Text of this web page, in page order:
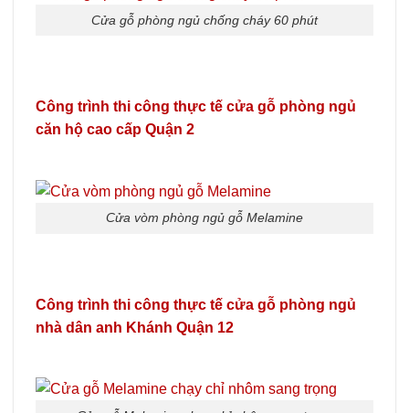
Cửa gỗ phòng ngủ chống cháy 60 phút
Công trình thi công thực tế cửa gỗ phòng ngủ
căn hộ cao cấp Quận 2
Cửa vòm phòng ngủ gỗ Melamine
Công trình thi công thực tế cửa gỗ phòng ngủ
nhà dân anh Khánh Quận 12